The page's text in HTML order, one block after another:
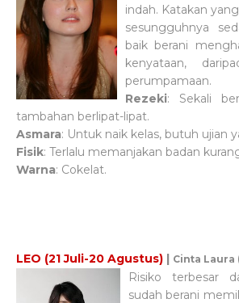
indah. Katakan yang
sesungguhnya
baik berani
kenyataan,
perumpamaan.
Rezeki: Sekali
tambahan berlipat-lipat.
Asmara: Untuk naik kelas, butuh ujian
Fisik: Terlalu memanjakan badan
Warna: Cokelat.
LEO (21 Juli-20 Agustus) | Cinta Laura
Risiko terbesar
sudah berani